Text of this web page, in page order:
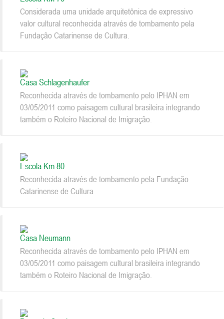
Considerada uma unidade arquitetônica de expressivo
valor cultural reconhecida através de tombamento pela
Fundação Catarinense de Cultura.
Casa Schlagenhaufer
Reconhecida através de tombamento pelo IPHAN em
03/05/2011 como paisagem cultural brasileira integrando
também o Roteiro Nacional de Imigração.
Escola Km 80
Reconhecida através de tombamento pela Fundação
Catarinense de Cultura
Casa Neumann
Reconhecida através de tombamento pelo IPHAN em
03/05/2011 como paisagem cultural brasileira integrando
também o Roteiro Nacional de Imigração.